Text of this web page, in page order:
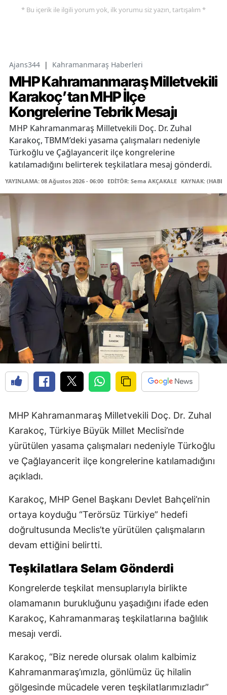
* Bu içerik ile ilgili yorum yok, ilk yorumu siz yazın, tartışalım *
Ajans344 | Kahramanmaraş Haberleri
MHP Kahramanmaraş Milletvekili
Karakoç’tan MHP İlçe
Kongrelerine Tebrik Mesajı
MHP Kahramanmaraş Milletvekili Doç. Dr. Zuhal
Karakoç, TBMM’deki yasama çalışmaları nedeniyle
Türkoğlu ve Çağlayancerit ilçe kongrelerine
katılamadığını belirterek teşkilatlara mesaj gönderdi.
YAYINLAMA: 08 Ağustos 2026 - 06:00 EDİTÖR: Sema AKÇAKALE KAYNAK:
MHP Kahramanmaraş Milletvekili Doç. Dr. Zuhal
Karakoç, Türkiye Büyük Millet Meclisi’nde
yürütülen yasama çalışmaları nedeniyle Türkoğlu
ve Çağlayancerit ilçe kongrelerine katılamadığını
açıkladı.
Karakoç, MHP Genel Başkanı Devlet Bahçeli’nin
ortaya koyduğu “Terörsüz Türkiye” hedefi
doğrultusunda Meclis’te yürütülen çalışmaların
devam ettiğini belirtti.
Teşkilatlara Selam Gönderdi
Kongrelerde teşkilat mensuplarıyla birlikte
olamamanın burukluğunu yaşadığını ifade eden
Karakoç, Kahramanmaraş teşkilatlarına bağlılık
mesajı verdi.
Karakoç, “Biz nerede olursak olalım kalbimiz
Kahramanmaraş’ımızla, gönlümüz üç hilalin
gölgesinde mücadele veren teşkilatlarımızladır”